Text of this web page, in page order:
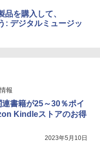
を購入して、
: デジタルミュージッ
報
書籍が25～30％ポイ
Kindleストアのお得
2023年5月10日